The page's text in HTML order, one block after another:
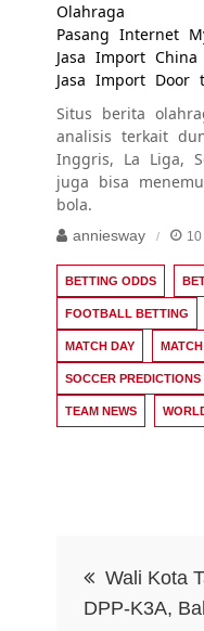
Olahraga
Pasang Internet
Jasa Import China
Jasa Import Door
Situs berita
analisis terkait
Inggris, La Liga,
juga bisa
bola.
anniesway
BETTING ODDS
FOOTBALL BETTING
MATCH DAY
SOCCER PREDICTIONS
TEAM NEWS
Post
Wali Kota
DPP-K3A,